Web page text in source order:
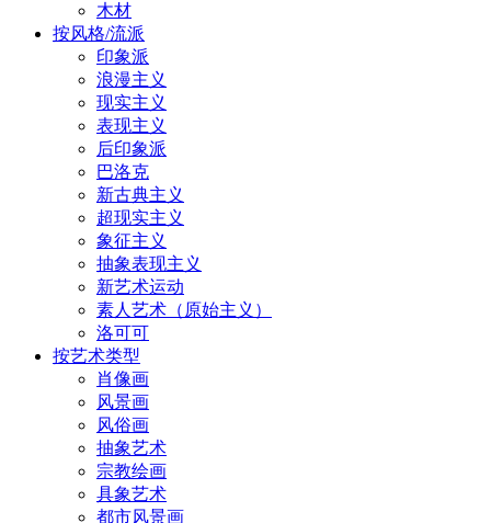
木材
按风格/流派
印象派
浪漫主义
现实主义
表现主义
后印象派
巴洛克
新古典主义
超现实主义
象征主义
抽象表现主义
新艺术运动
素人艺术（原始主义）
洛可可
按艺术类型
肖像画
风景画
风俗画
抽象艺术
宗教绘画
具象艺术
都市风景画